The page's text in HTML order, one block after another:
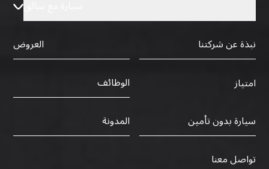
نبذة عن شركتنا
العروض
امتياز
الوظائف
سيارة بدون تأمين
المدونة
تواصل معنا